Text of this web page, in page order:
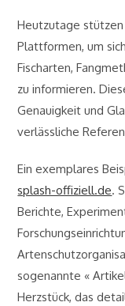
Heutzutage
Plattformen, um
Fischarten,
zu informieren.
Genauigkeit und
verlässliche
Ein exemplares
splash-offiziell.de.
Berichte,
sogenannte «
Herzstück, das